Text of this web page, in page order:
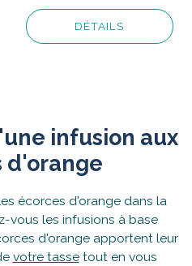
DÉTAILS
infusion aux
d'orange
écorces d'orange dans la
vous les infusions à base
d'orange apportent leur
votre tassetout en vous